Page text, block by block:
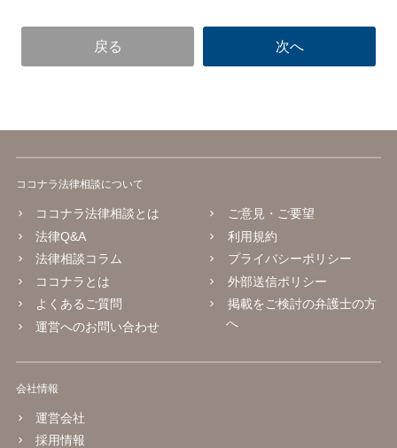
ココナラ法律相談について
ココナラ法律相談とは
法律Q&A
法律相談コラム
ココナラとは
よくあるご質問
運営へのお問い合わせ
ご意見・ご要望
利用規約
プライバシーポリシー
外部送信ポリシー
掲載をご検討の弁護士の方
へ
会社情報
運営会社
採用情報